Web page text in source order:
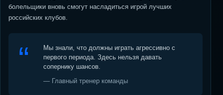
болельщики вновь смогут насладиться игрой лучших
российских клубов.
Мы знали, что должны играть агрессивно с
первого периода. Здесь нельзя давать
сопернику шансов.
— Главный тренер команды